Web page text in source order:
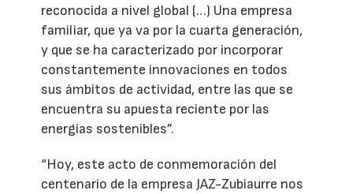
reconocida a nivel global (…) Una empresa
familiar, que ya va por la cuarta generación,
y que se ha caracterizado por incorporar
constantemente innovaciones en todos
sus ámbitos de actividad, entre las que se
encuentra su apuesta reciente por las
energías sostenibles”.
“Hoy, este acto de conmemoración del
centenario de la empresa JAZ-Zubiaurre nos